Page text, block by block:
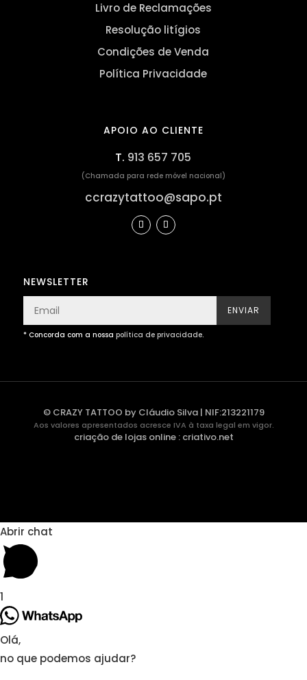
Livro de Reclamações
Resolução litígios
Condições de Venda
Política Privacidade
APOIO AO CLIENTE
T. 913 657 705
(Chamada para rede móvel nacional)
ccrazytattoo@sapo.pt
NEWSLETTER
ENVIAR
* Concorda com a nossa política de privacidade.
© CRAZY TATTOO by Cláudio Silva | NIF:213221179
Aos valores apresentados acresce IVA à taxa legal em vigor.
criação de lojas online: criativo.net
Abrir chat
1
Olá,
no que podemos ajudar?